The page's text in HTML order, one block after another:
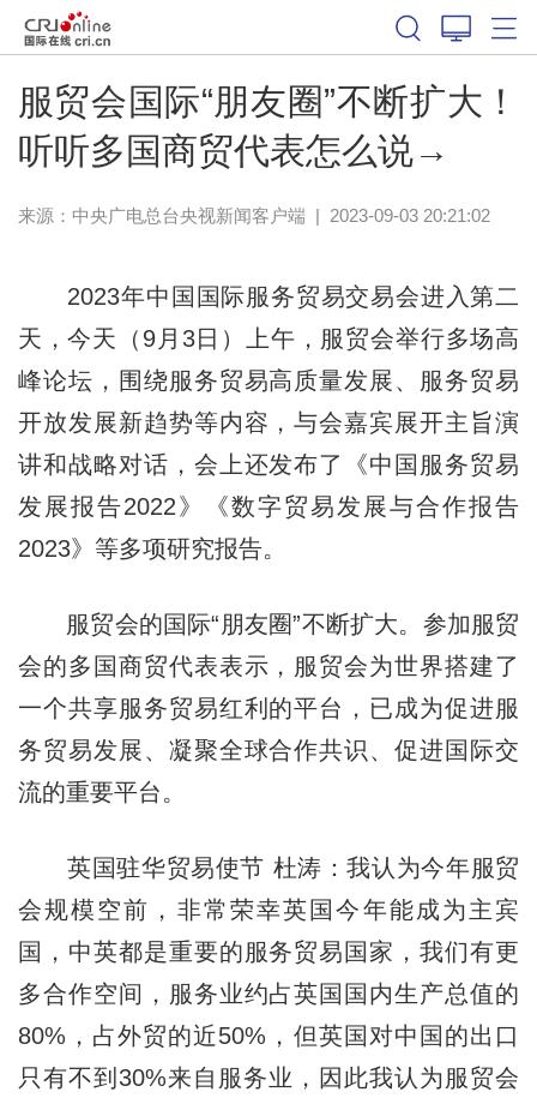
服贸会国际“朋友圈”不断扩大！
听听多国商贸代表怎么说→
来源： 中央广电总台央视新闻客户端 | 2023-09-03 20:21:02
2023年中国国际服务贸易交易会进入第二
天，今天（9月3日）上午，服贸会举行多场高
峰论坛，围绕服务贸易高质量发展、服务贸易
开放发展新趋势等内容，与会嘉宾展开主旨演
讲和战略对话，会上还发布了《中国服务贸易
发展报告2022》《数字贸易发展与合作报告
2023》等多项研究报告。
服贸会的国际“朋友圈”不断扩大。参加服贸
会的多国商贸代表表示，服贸会为世界搭建了
一个共享服务贸易红利的平台，已成为促进服
务贸易发展、凝聚全球合作共识、促进国际交
流的重要平台。
英国驻华贸易使节 杜涛：我认为今年服贸
会规模空前，非常荣幸英国今年能成为主宾
国，中英都是重要的服务贸易国家，我们有更
多合作空间，服务业约占英国国内生产总值的
80%，占外贸的近50%，但英国对中国的出口
只有不到30%来自服务业，因此我认为服贸会